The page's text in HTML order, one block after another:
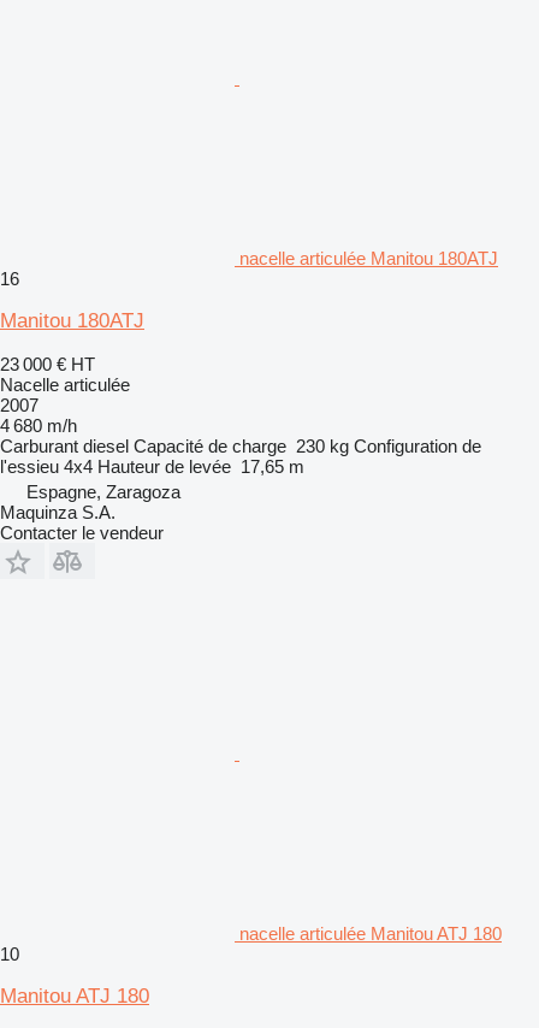
nacelle articulée Manitou 180ATJ
16
Manitou 180ATJ
23 000 € HT
Nacelle articulée
2007
4 680 m/h
Carburant diesel Capacité de charge 230 kg Configuration de
l'essieu 4x4 Hauteur de levée 17,65 m
Espagne, Zaragoza
Maquinza S.A.
Contacter le vendeur
nacelle articulée Manitou ATJ 180
10
Manitou ATJ 180